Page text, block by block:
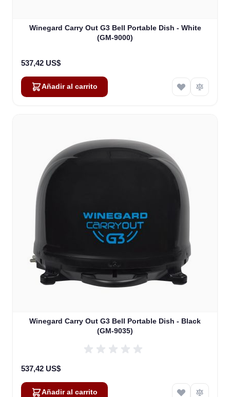
Winegard Carry Out G3 Bell Portable Dish - White
(GM-9000)
537,42 US$
Añadir al carrito
Winegard Carry Out G3 Bell Portable Dish - Black
(GM-9035)
537,42 US$
Añadir al carrito